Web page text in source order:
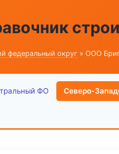
федеральный округ » ООО
ФО Северо-